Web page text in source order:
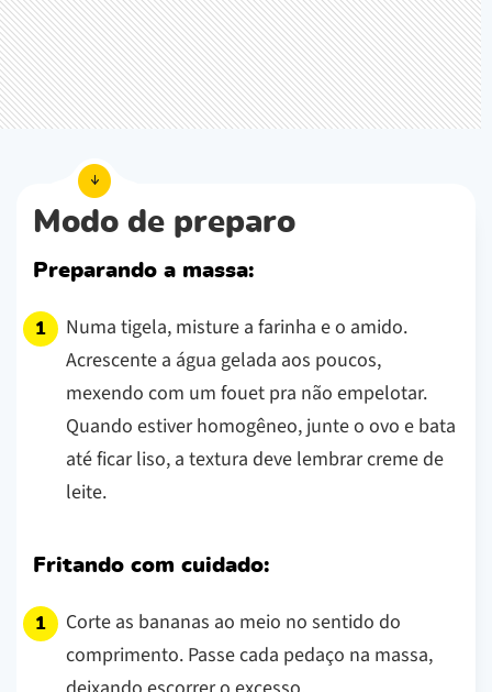
Modo de preparo
Preparando a massa:
Numa tigela, misture a farinha e o amido.
Acrescente a água gelada aos poucos,
mexendo com um fouet pra não empelotar.
Quando estiver homogêneo, junte o ovo e bata
até ficar liso, a textura deve lembrar creme de
leite.
Fritando com cuidado:
Corte as bananas ao meio no sentido do
comprimento. Passe cada pedaço na massa,